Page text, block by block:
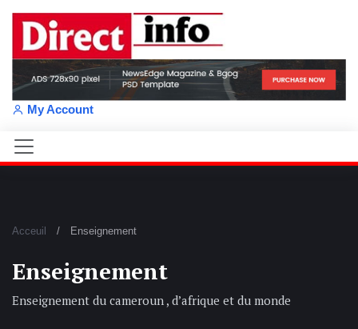
My Account
Acceuil Enseignement
Enseignement
Enseignement du cameroun , d’afrique et du monde